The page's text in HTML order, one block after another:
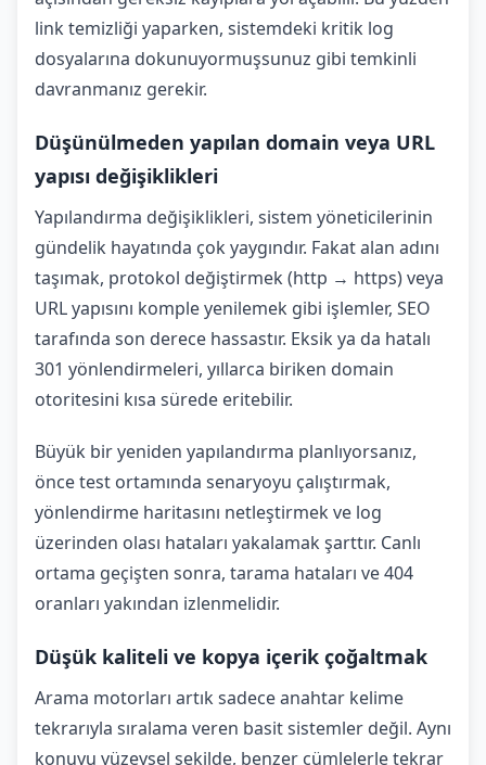
link temizliği yaparken, sistemdeki kritik log
dosyalarına dokunuyormuşsunuz gibi temkinli
davranmanız gerekir.
Düşünülmeden yapılan domain veya URL
yapısı değişiklikleri
Yapılandırma değişiklikleri, sistem yöneticilerinin
gündelik hayatında çok yaygındır. Fakat alan adını
taşımak, protokol değiştirmek (http → https) veya
URL yapısını komple yenilemek gibi işlemler, SEO
tarafında son derece hassastır. Eksik ya da hatalı
301 yönlendirmeleri, yıllarca biriken domain
otoritesini kısa sürede eritebilir.
Büyük bir yeniden yapılandırma planlıyorsanız,
önce test ortamında senaryoyu çalıştırmak,
yönlendirme haritasını netleştirmek ve log
üzerinden olası hataları yakalamak şarttır. Canlı
ortama geçişten sonra, tarama hataları ve 404
oranları yakından izlenmelidir.
Düşük kaliteli ve kopya içerik çoğaltmak
Arama motorları artık sadece anahtar kelime
tekrarıyla sıralama veren basit sistemler değil. Aynı
konuyu yüzeysel şekilde, benzer cümlelerle tekrar